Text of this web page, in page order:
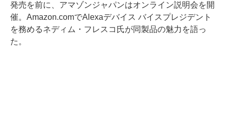
発売を前に、アマゾンジャパンはオンライン説明会を開
催。Amazon.comでAlexaデバイス バイスプレジデント
を務めるネディム・フレスコ氏が同製品の魅力を語っ
た。